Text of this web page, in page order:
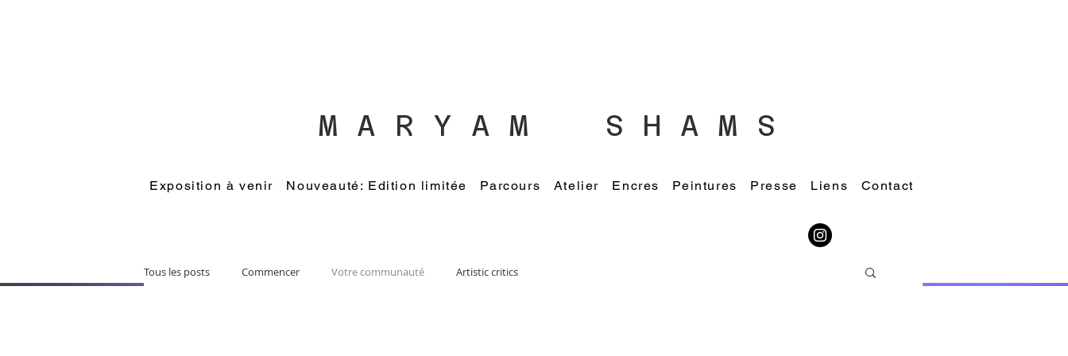
M A R Y A M S H A M S
Exposition à venir Nouveauté: Edition limitée Parcours Atelier Encres Peintures Presse Liens Contact
Tous les posts Commencer Votre communauté Artistic critics